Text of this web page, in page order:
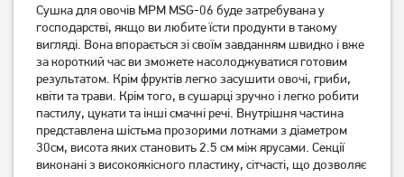
Сушарка для овочів і
фруктів Gorenje
FDK500GCW
2 299грн
Сушарка для фруктів MPM
MSG-02
2 369грн
2 179грн
Сушка для овочів MPM MSG-06 буде затребувана у
господарстві, якщо ви любите їсти продукти в такому
вигляді. Вона впорається зі своїм завданням швидко і вже
за короткий час ви зможете насолоджуватися готовим
результатом. Крім фруктів легко засушити овочі, гриби,
квіти та трави. Крім того, в сушарці зручно і легко робити
пастилу, цукати та інші смачні речі. Внутрішня частина
представлена шістьма прозорими лотками з діаметром
30см, висота яких становить 2.5 см між ярусами. Секції
виконані з високоякісного пластику, сітчасті, що дозволяє